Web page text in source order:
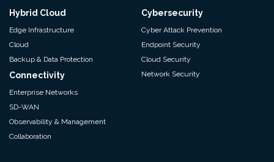
Hybrid Cloud
Edge Infrastructure
Cloud
Backup & Data Protection
Connectivity
Enterprise Networks
SD-WAN
Observability & Management
Collaboration
Cybersecurity
Cyber Attack Prevention
Endpoint Security
Cloud Security
Network Security